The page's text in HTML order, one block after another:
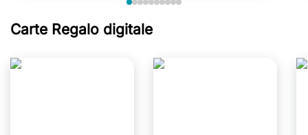
Carte Regalo digitale